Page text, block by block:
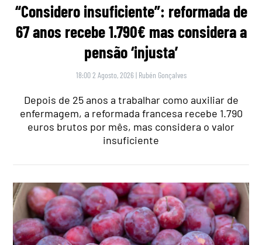
“Considero insuficiente”: reformada de
67 anos recebe 1.790€ mas considera a
pensão ‘injusta’
18:00 2 Agosto, 2026 | Rubén Gonçalves
Depois de 25 anos a trabalhar como auxiliar de
enfermagem, a reformada francesa recebe 1.790
euros brutos por mês, mas considera o valor
insuficiente